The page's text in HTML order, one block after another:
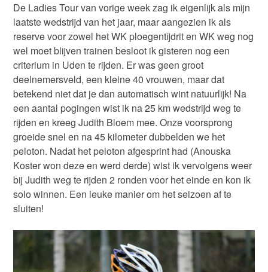
De Ladies Tour van vorige week zag ik eigenlijk als mijn
laatste wedstrijd van het jaar, maar aangezien ik als
reserve voor zowel het WK ploegentijdrit en WK weg nog
wel moet blijven trainen besloot ik gisteren nog een
criterium in Uden te rijden. Er was geen groot
deelnemersveld, een kleine 40 vrouwen, maar dat
betekend niet dat je dan automatisch wint natuurlijk! Na
een aantal pogingen wist ik na 25 km wedstrijd weg te
rijden en kreeg Judith Bloem mee. Onze voorsprong
groeide snel en na 45 kilometer dubbelden we het
peloton. Nadat het peloton afgesprint had (Anouska
Koster won deze en werd derde) wist ik vervolgens weer
bij Judith weg te rijden 2 ronden voor het einde en kon ik
solo winnen. Een leuke manier om het seizoen af te
sluiten!